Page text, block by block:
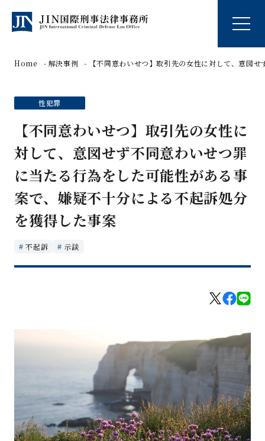
Home 解決事例 【不同意わいせつ】取引先の女性に対して、意図
性犯罪
【不同意わいせつ】取引先の女性に
対して、意図せず不同意わいせつ罪
に当たる行為をした可能性がある事
案で、嫌疑不十分による不起訴処分
を獲得した事案
不起訴 示談